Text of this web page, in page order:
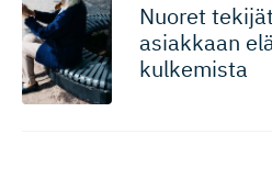
Nuoret
asiakkaan
kulkemista